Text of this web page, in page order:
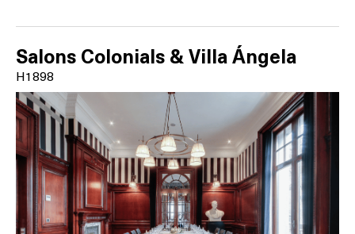
Salons Colonials & Villa Ángela
H1898